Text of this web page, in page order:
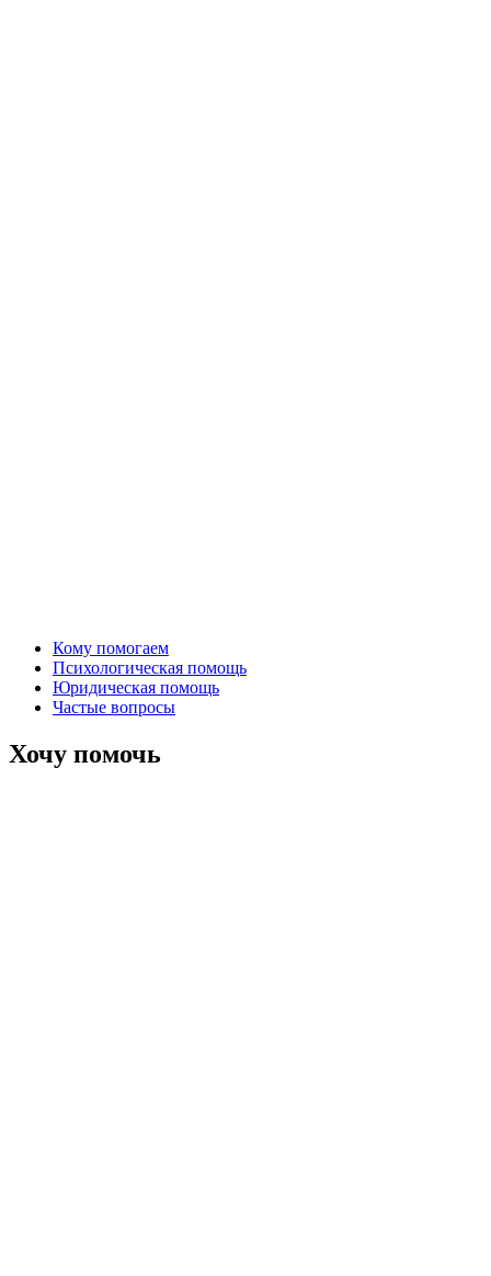
Кому помогаем
Психологическая помощь
Юридическая помощь
Частые вопросы
Хочу помочь